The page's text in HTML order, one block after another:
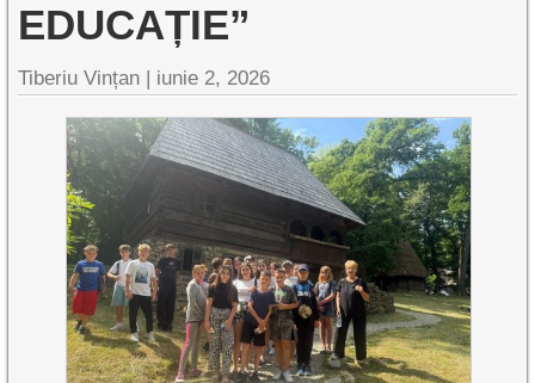
EDUCAȚIE”
Tiberiu Vințan | iunie 2, 2026